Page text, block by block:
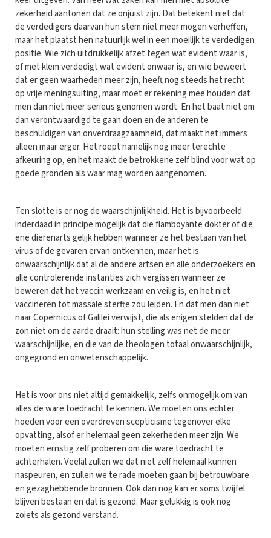
zekerheid aantonen dat ze onjuist zijn. Dat betekent niet dat
de verdedigers daarvan hun stem niet meer mogen verheffen,
maar het plaatst hen natuurlijk wel in een moeilijk te verdedigen
positie. Wie zich uitdrukkelijk afzet tegen wat evident waar is,
of met klem verdedigt wat evident onwaar is, en wie beweert
dat er geen waarheden meer zijn, heeft nog steeds het recht
op vrije meningsuiting, maar moet er rekening mee houden dat
men dan niet meer serieus genomen wordt. En het baat niet om
dan verontwaardigd te gaan doen en de anderen te
beschuldigen van onverdraagzaamheid, dat maakt het immers
alleen maar erger. Het roept namelijk nog meer terechte
afkeuring op, en het maakt de betrokkene zelf blind voor wat op
goede gronden als waar mag worden aangenomen.
Ten slotte is er nog de waarschijnlijkheid. Het is bijvoorbeeld
inderdaad in principe mogelijk dat die flamboyante dokter of die
ene dierenarts gelijk hebben wanneer ze het bestaan van het
virus of de gevaren ervan ontkennen, maar het is
onwaarschijnlijk dat al de andere artsen en alle onderzoekers en
alle controlerende instanties zich vergissen wanneer ze
beweren dat het vaccin werkzaam en veilig is, en het niet
vaccineren tot massale sterfte zou leiden. En dat men dan niet
naar Copernicus of Galilei verwijst, die als enigen stelden dat de
zon niet om de aarde draait: hun stelling was net de meer
waarschijnlijke, en die van de theologen totaal onwaarschijnlijk,
ongegrond en onwetenschappelijk.
Het is voor ons niet altijd gemakkelijk, zelfs onmogelijk om van
alles de ware toedracht te kennen. We moeten ons echter
hoeden voor een overdreven scepticisme tegenover elke
opvatting, alsof er helemaal geen zekerheden meer zijn. We
moeten ernstig zelf proberen om die ware toedracht te
achterhalen. Veelal zullen we dat niet zelf helemaal kunnen
naspeuren, en zullen we te rade moeten gaan bij betrouwbare
en gezaghebbende bronnen. Ook dan nog kan er soms twijfel
blijven bestaan en dat is gezond. Maar gelukkig is ook nog
zoiets als gezond verstand.